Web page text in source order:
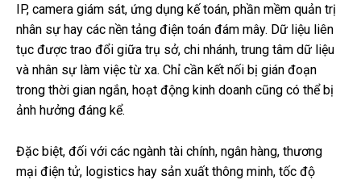
IP, camera giám sát, ứng dụng kế toán, phần mềm quản trị
nhân sự hay các nền tảng điện toán đám mây. Dữ liệu liên
tục được trao đổi giữa trụ sở, chi nhánh, trung tâm dữ liệu
và nhân sự làm việc từ xa. Chỉ cần kết nối bị gián đoạn
trong thời gian ngắn, hoạt động kinh doanh cũng có thể bị
ảnh hưởng đáng kể.
Đặc biệt, đối với các ngành tài chính, ngân hàng, thương
mại điện tử, logistics hay sản xuất thông minh, tốc độ